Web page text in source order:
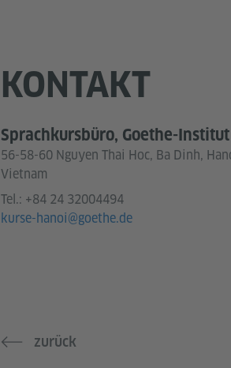
KONTAKT
Sprachkursbüro, Goethe-
56-58-60 Nguyen Thai Hoc, Ba Dinh,
Vietnam
Tel.: +84 24 32004494
kurse-hanoi@goethe.de
zurück